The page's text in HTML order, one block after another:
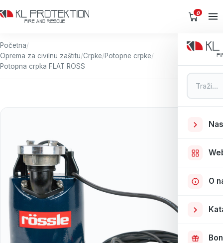
0
Pretraga
O
Početna/
Oprema za civilnu zaštitu/Crpke/Potopne crpke/
Potopna crpka FLAT ROSS